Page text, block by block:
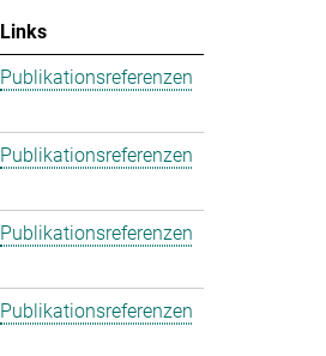
Links
Publikationsreferenzen
Publikationsreferenzen
Publikationsreferenzen
Publikationsreferenzen